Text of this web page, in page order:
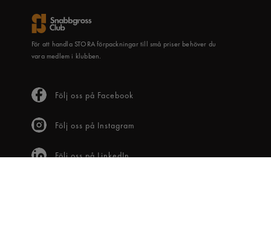
För att handla STORA förpackningar till små priser behöver du
vara medlem i klubben.
Följ oss på Facebook
Följ oss på Instagram
Följ oss på LinkedIn